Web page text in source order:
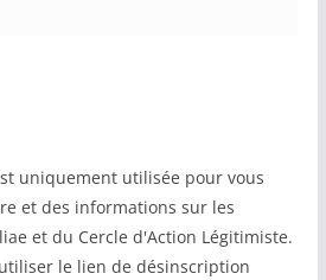
uniquement utilisée pour vous
et des informations sur les
et du Cercle d'Action Légitimiste.
le lien de désinscription